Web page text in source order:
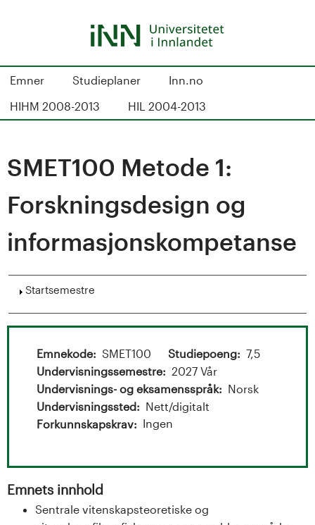
S
d
e
k
t
U
n
Emner Studieplaner
Inn.no
HIHM 2008-2013
HIL 2004-2013
SMET100 Metode 1:
Forskningsdesign og
informasjonskompetanse
Vis
Startsemestre
Emnekode SMET100 Studiepoeng
7,5
Undervisningssemestre
2027 Vår
Undervisnings- og eksamensspråk
Norsk
Undervisningssted
Nett/digitalt
Forkunnskapskrav
Ingen
Emnets innhold
Sentrale vitenskapsteoretiske og